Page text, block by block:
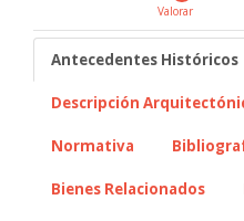
Valorar
Antecedentes Históricos
Descripción
Normativa
Bienes Relacionados